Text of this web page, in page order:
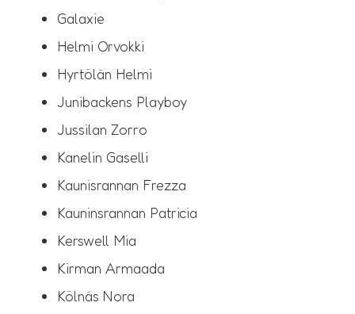
Galaxie
Helmi Orvokki
Hyrtölän Helmi
Junibackens Playboy
Jussilan Zorro
Kanelin Gaselli
Kaunisrannan Frezza
Kauninsrannan Patricia
Kerswell Mia
Kirman Armaada
Kölnäs Nora